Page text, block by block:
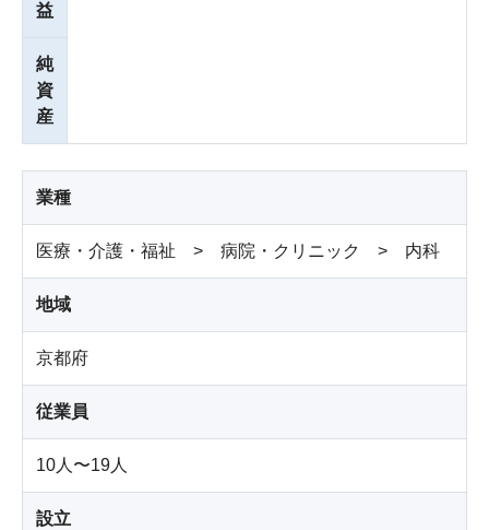
益
純
資
産
業種
医療・介護・福祉 > 病院・クリニック > 内科
地域
京都府
従業員
10人〜19人
設立